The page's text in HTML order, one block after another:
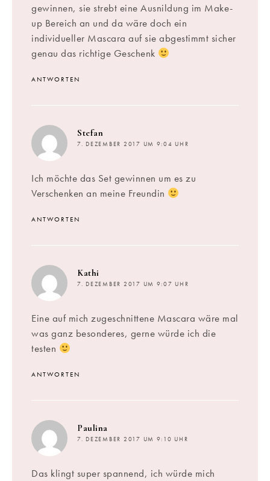
gewinnen, sie strebt eine Ausnildung im Make-
up Bereich an und da wäre doch ein
individueller Mascara auf sie abgestimmt sicher
genau das richtige Geschenk
ANTWORTEN
Stefan
7. DEZEMBER 2017 UM 9:04 UHR
Ich möchte das Set gewinnen um es zu
Verschenken an meine Freundin
ANTWORTEN
Kathi
7. DEZEMBER 2017 UM 9:07 UHR
Eine auf mich zugeschnittene Mascara wäre mal
was ganz besonderes, gerne würde ich die
testen
ANTWORTEN
Paulina
7. DEZEMBER 2017 UM 9:10 UHR
Das klingt super spannend, ich würde mich